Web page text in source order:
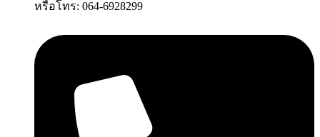
หรือโทร: 064-6928299